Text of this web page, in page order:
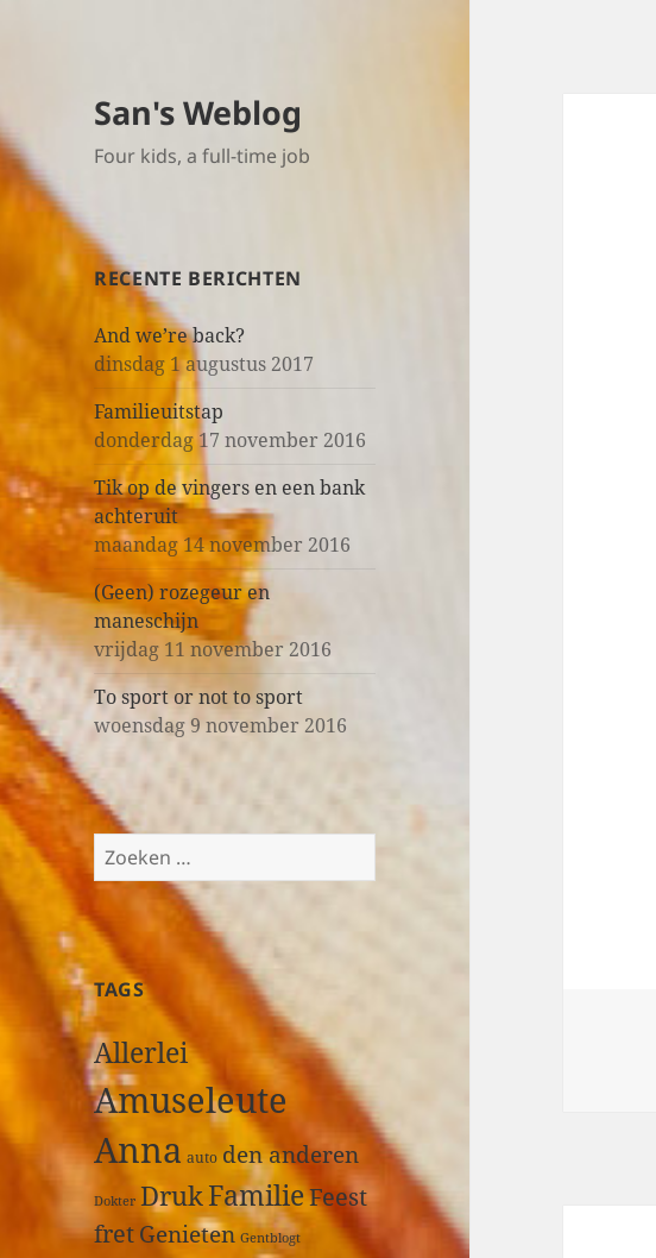
San's Weblog
Four kids, a full-time job
RECENTE BERICHTEN
And we’re back?
dinsdag 1 augustus 2017
Familieuitstap
donderdag 17 november 2016
Tik op de vingers en een bank
achteruit
maandag 14 november 2016
(Geen) rozegeur en
maneschijn
vrijdag 11 november 2016
To sport or not to sport
woensdag 9 november 2016
Z
o
k
n
n
a
a
r
TAGS
Allerlei
Amuseleute
Anna auto den anderen
Dokter DrukFamilieFeest
fretGenieten Gentblogt